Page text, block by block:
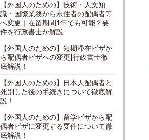
【外国人のための】技術・人文知
識・国際業務から永住者の配偶者等
へ変更｜在留期間1年でも可能？要
件を行政書士が解説
【外国人のための】短期滞在ビザか
ら配偶者ビザへの変更|行政書士徹
底解説！
【外国人のための】日本人配偶者と
死別した後の手続きについて徹底解
説！
【外国人のための】留学ビザから配
偶者ビザに変更する要件について徹
底解説！